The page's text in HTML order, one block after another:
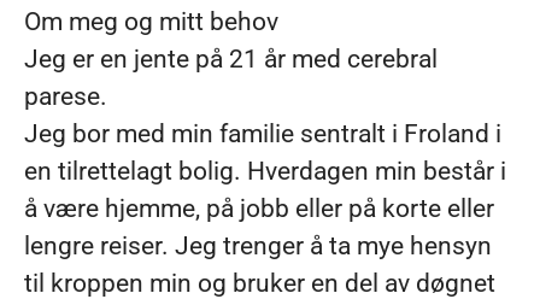
Om meg og mitt behov
Jeg er en jente på 21 år med cerebral
parese.
Jeg bor med min familie sentralt i Froland i
en tilrettelagt bolig. Hverdagen min består i
å være hjemme, på jobb eller på korte eller
lengre reiser. Jeg trenger å ta mye hensyn
til kroppen min og bruker en del av døgnet